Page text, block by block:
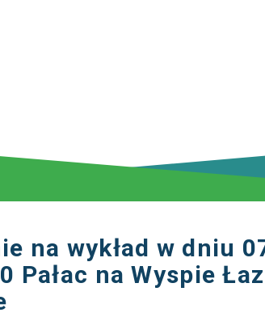
na wykład w dniu
Pałac na Wyspie